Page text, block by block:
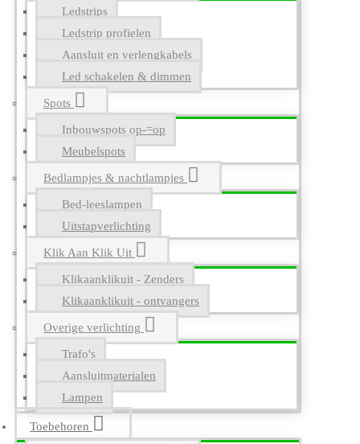
Ledstrips
Ledstrip profielen
Aansluit en verlengkabels
Led schakelen & dimmen
Spots
Inbouwspots op-=op
Meubelspots
Bedlampjes & nachtlampjes
Bed-leeslampen
Uitstapverlichting
Klik Aan Klik Uit
Klikaanklikuit - Zenders
Klikaanklikuit - ontvangers
Overige verlichting
Trafo's
Aansluitmaterialen
Lampen
Toebehoren